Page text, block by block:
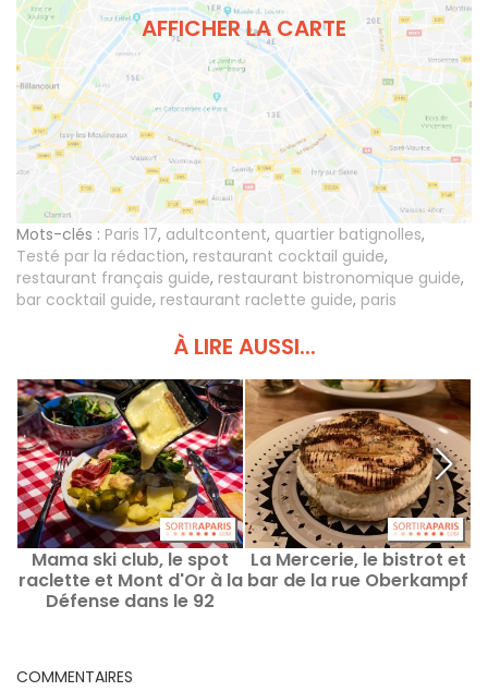
AFFICHER LA CARTE
Mots-clés : Paris 17, adultcontent, quartier batignolles,
Testé par la rédaction, restaurant cocktail guide,
restaurant français guide, restaurant bistronomique guide,
bar cocktail guide, restaurant raclette guide, paris
À LIRE AUSSI...
Mama ski club, le spot
raclette et Mont d'Or à la
Défense dans le 92
La Mercerie, le bistrot et
bar de la rue Oberkampf
COMMENTAIRES